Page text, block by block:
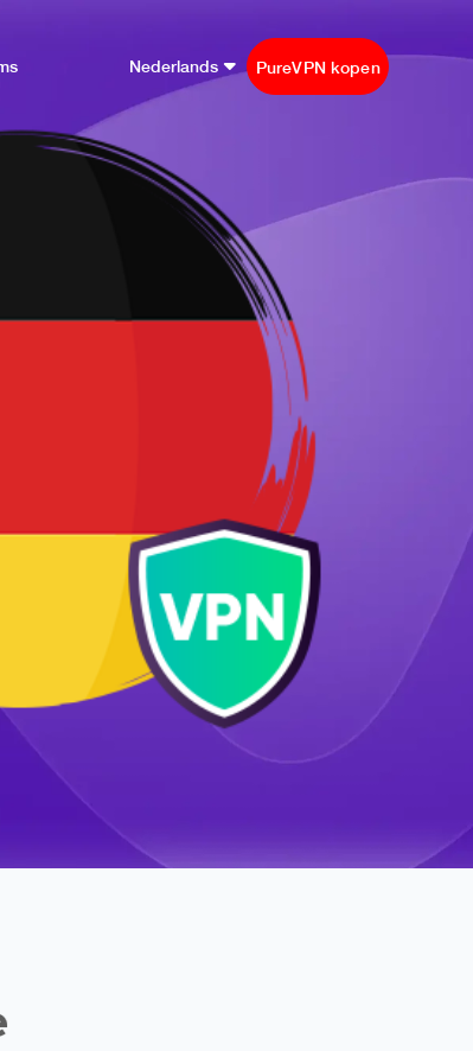
Nederlands PureVPN kopen